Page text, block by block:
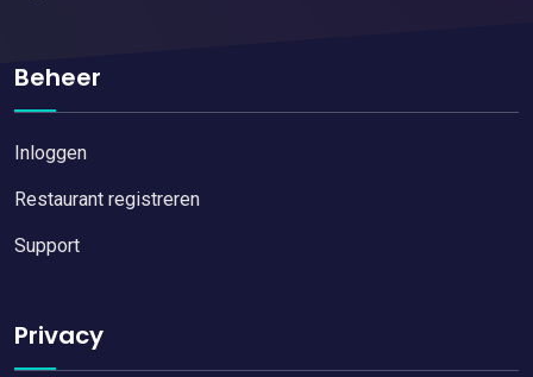
Beheer
Inloggen
Restaurant registreren
Support
Privacy